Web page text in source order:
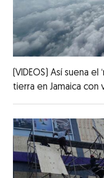
(VIDEOS) Así suena el
tierra en Jamaica